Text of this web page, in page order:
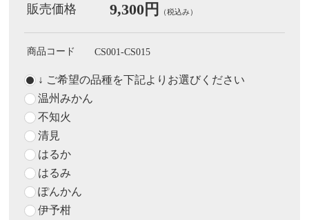
販売価格 9,300円 （税込み）
商品コード CS001-CS015
↓ ご希望の品種を下記よりお選びください
温州みかん
不知火
清見
はるか
はるみ
ぽんかん
伊予柑